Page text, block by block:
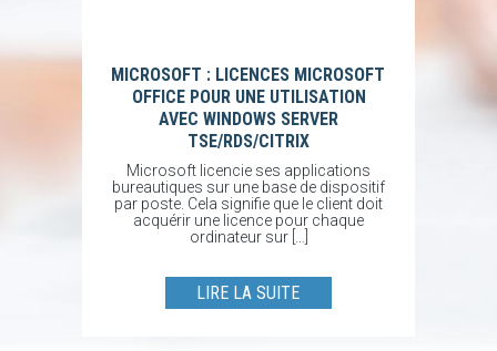
MICROSOFT : LICENCES MICROSOFT
OFFICE POUR UNE UTILISATION
AVEC WINDOWS SERVER
TSE/RDS/CITRIX
Microsoft licencie ses applications
bureautiques sur une base de dispositif
par poste. Cela signifie que le client doit
acquérir une licence pour chaque
ordinateur sur […]
LIRE LA SUITE